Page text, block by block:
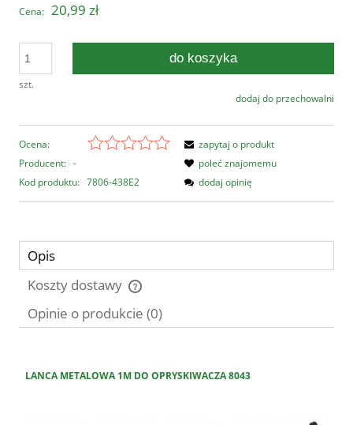
Cena: 20,99 zł
szt.
do koszyka
dodaj do przechowalni
Ocena:
Producent: -
Kod produktu: 7806-438E2
zapytaj o produkt
poleć znajomemu
dodaj opinię
Opis
Koszty dostawy
Cena nie zawiera ewentualnych kosztów płatności
Opinie o produkcie (0)
LANCA METALOWA 1M DO OPRYSKIWACZA 8043